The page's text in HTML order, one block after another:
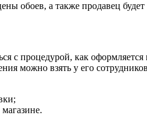
обоев, а также продавец
процедурой, как оформляется
можно взять у его